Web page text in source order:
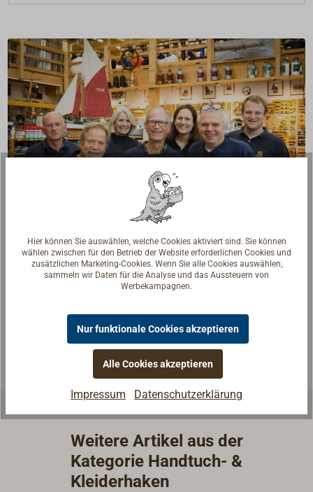
Fragen zum Artikel?
Reden Sie mit Handwerkern, Bootsbauern und
Seglerinnen. Wir verstehen Ihre Fragen und geben die
Experten kontaktieren
Weitere Artikel aus der
Kategorie Handtuch- &
Kleiderhaken
Hier können Sie auswählen, welche Cookies aktiviert sind. Sie können
wählen zwischen für den Betrieb der Website erforderlichen Cookies und
zusätzlichen Marketing-Cookies. Wenn Sie alle Cookies auswählen,
sammeln wir Daten für die Analyse und das Aussteuern von
Werbekampagnen.
Nur funktionale Cookies akzeptieren
Alle Cookies akzeptieren
Impressum Datenschutzerklärung